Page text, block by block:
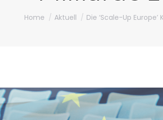
You are here:
Home Aktuell Die ‘Scale-Up